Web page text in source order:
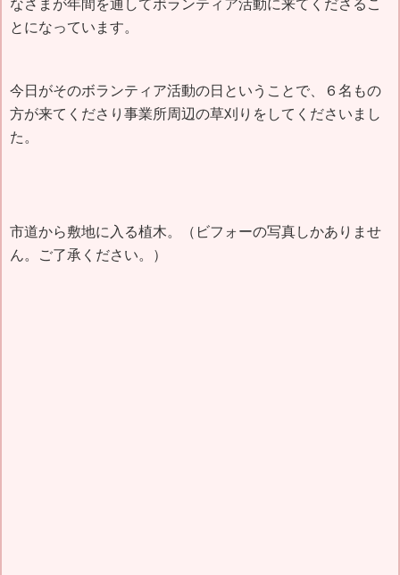
とになっています。
今日がそのボランティア活動の日ということで、６名もの
方が来てくださり事業所周辺の草刈りをしてくださいまし
た。
市道から敷地に入る植木。（ビフォーの写真しかありませ
ん。ご了承ください。）